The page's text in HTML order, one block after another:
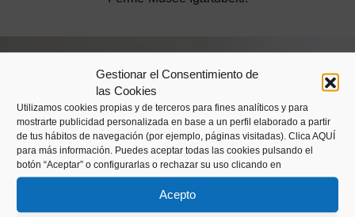
Gestionar el Consentimiento de
las Cookies
Utilizamos cookies propias y de terceros para fines analíticos y para
mostrarte publicidad personalizada en base a un perfil elaborado a partir
de tus hábitos de navegación (por ejemplo, páginas visitadas). Clica AQUÍ
para más información. Puedes aceptar todas las cookies pulsando el
botón “Aceptar” o configurarlas o rechazar su uso clicando en
Acepto